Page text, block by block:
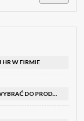
HR W FIRMIE
RODZAJE FALCAREK I BIGÓWEK: JAKIE WYBRAĆ DO PRODUKCJI?